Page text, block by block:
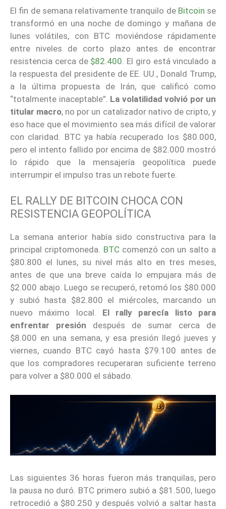
El fin de semana relativamente tranquilo de Bitcoin se
transformó en una noche de domingo y mañana de
lunes volátiles, con BTC moviéndose rápidamente
entre niveles de corto plazo antes de encontrar
resistencia cerca de $82.400. El giro está vinculado a
la respuesta del presidente de EE. UU., Donald Trump,
a la última propuesta de Irán, que calificó como
“totalmente inaceptable”. La volatilidad volvió por un
titular macro, no por un catalizador nativo de cripto, y
eso hace que el movimiento sea más difícil de valorar
con claridad. BTC ya había recuperado los $80.000,
pero el intento fallido por encima de $82.000 mostró
lo rápido que la mensajería geopolítica puede
interrumpir el impulso tras un rebote fuerte.
EL RALLY DE BITCOIN CHOCA CON
RESISTENCIA GEOPOLÍTICA
La semana anterior había sido constructiva para la
principal criptomoneda. BTC comenzó con un salto a
$80.800 el lunes, su nivel más alto en tres meses,
antes de que una breve caída lo empujara más de
$2.000 abajo. Luego se recuperó, retomó los $80.000
y subió hasta $82.800 el miércoles, marcando un
nuevo máximo local. El rally parecía listo para
enfrentar presión después de sumar cerca de
$8.000 en una semana, y esa presión llegó jueves y
viernes, cuando BTC cayó hasta $79.100 antes de
que los compradores recuperaran suficiente terreno
para volver a $80.000 el sábado.
Las siguientes 36 horas fueron más tranquilas, pero
la pausa no duró. BTC primero subió a $81.500, luego
retrocedió a $80.250 y después volvió a saltar hasta